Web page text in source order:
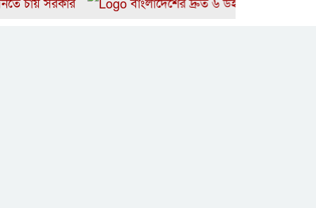
সরকার বাংলাদেশের দ্রুত ৬ উইকেটের পতন